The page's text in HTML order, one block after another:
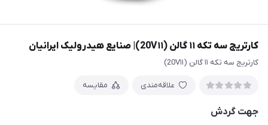
کارتریج سه تکه ۱۱ گالن (20V۱۱)| صنایع هیدرولیک ایرانیان
کارتریج سه تکه ۱۱ گالن (20V۱۱)
علاقه‌مندی مقایسه
جهت گردش